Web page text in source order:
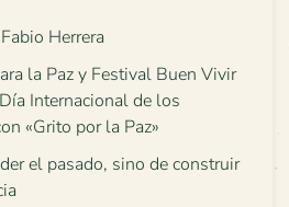
Herrera
la Paz y Festival Buen Vivir
Internacional de los
«Grito por la Paz»
el pasado, sino de construir